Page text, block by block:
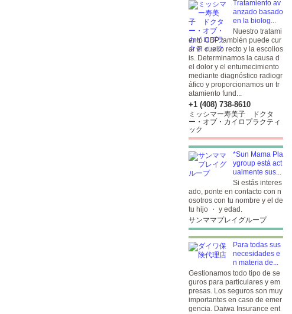
Tratamiento av
anzado basado
en la biolog...
Nuestro tratami
ento CBP también puede cur
ar el cuello recto y la escolios
is. Determinamos la causa d
el dolor y el entumecimiento
mediante diagnóstico radiogr
áfico y proporcionamos un tr
atamiento fund...
+1 (408) 738-8610
ミッシマー寿美子 ドクタ
ー・オブ・カイロプラクティ
ック
*Sun Mama Pla
ygroup está act
ualmente sus...
Si estás interes
ado, ponte en contacto con n
osotros con tu nombre y el de
tu hijo ・ y edad.
サンママプレイグループ
Para todas sus
necesidades e
n materia de...
Gestionamos todo tipo de se
guros para particulares y em
presas. Los seguros son muy
importantes en caso de emer
gencia. Daiwa Insurance ent